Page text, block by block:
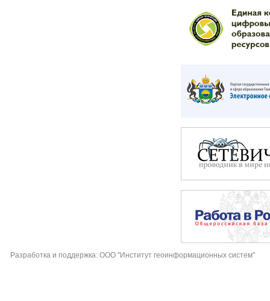
Разработка и поддержка: ООО "Институт геоинформационных систем"